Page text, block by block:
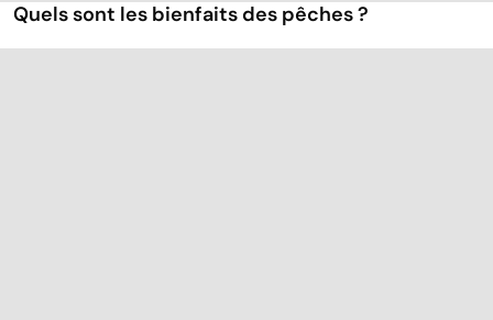
Quels sont les bienfaits des pêches ?